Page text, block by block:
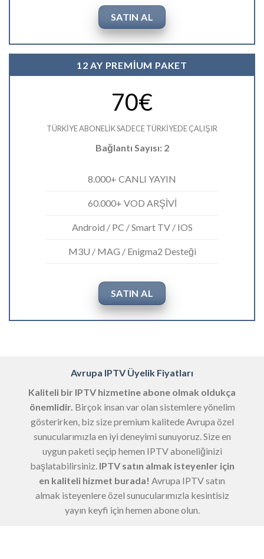
SATIN AL
12 AY PREMİUM PAKET
70€
TÜRKİYE ABONELİK SADECE TÜRKİYEDE ÇALIŞIR
Bağlantı Sayısı: 2
8.000+ CANLI YAYIN
60.000+ VOD ARŞİVİ
Android / PC / Smart TV / IOS
M3U / MAG / Enigma2 Desteği
SATIN AL
Avrupa IPTV Üyelik Fiyatları
Kaliteli bir IPTV hizmetine abone olmak oldukça
önemlidir. Birçok insan var olan sistemlere yönelim
gösterirken, biz size premium kalitede Avrupa özel
sunucularımızla en iyi deneyimi sunuyoruz. Size en
uygun paketi seçip hemen IPTV aboneliğinizi
başlatabilirsiniz. IPTV satın almak isteyenler için
en kaliteli hizmet burada! Avrupa IPTV satın
almak isteyenlere özel sunucularımızla kesintisiz
yayın keyfi için hemen abone olun.